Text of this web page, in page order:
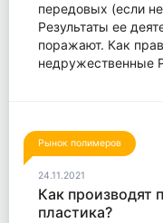
передовых (если
Результаты ее
поражают. Как
недружественные
Рынок полимеров
24.11.2021
Как производят
пластика?